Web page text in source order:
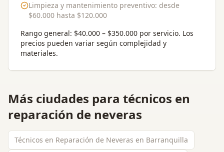
Limpieza y mantenimiento preventivo: desde
$60.000 hasta $120.000
Rango general: $40.000 – $350.000 por servicio. Los
precios pueden variar según complejidad y
materiales.
Más ciudades para técnicos en
reparación de neveras
Técnicos en Reparación de Neveras en Barranquilla